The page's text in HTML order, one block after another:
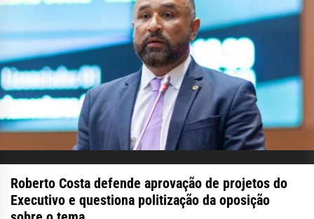
Roberto Costa defende aprovação de projetos do
Executivo e questiona politização da oposição